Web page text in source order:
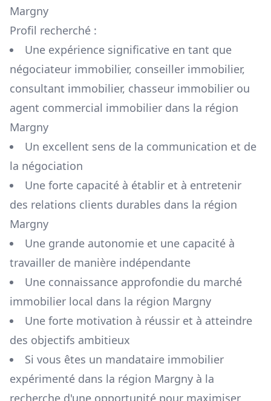
Margny
Profil recherché :
Une expérience significative en tant que
négociateur immobilier, conseiller immobilier,
consultant immobilier, chasseur immobilier ou
agent commercial immobilier dans la région
Margny
Un excellent sens de la communication et de
la négociation
Une forte capacité à établir et à entretenir
des relations clients durables dans la région
Margny
Une grande autonomie et une capacité à
travailler de manière indépendante
Une connaissance approfondie du marché
immobilier local dans la région Margny
Une forte motivation à réussir et à atteindre
des objectifs ambitieux
Si vous êtes un mandataire immobilier
expérimenté dans la région Margny à la